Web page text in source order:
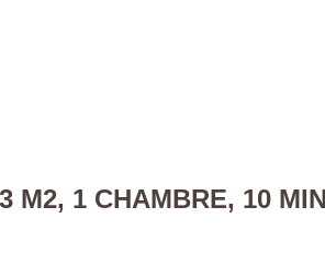
M2, 1 CHAMBRE, 10